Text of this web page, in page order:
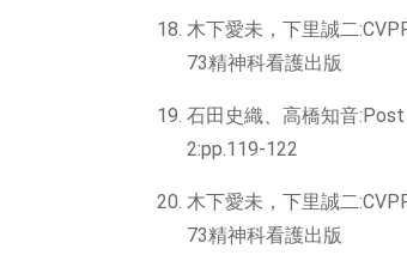
木下愛未，下里誠二
73精神科看護出版
石田史織、高橋知音
2:pp.119-122
木下愛未，下里誠二
73精神科看護出版